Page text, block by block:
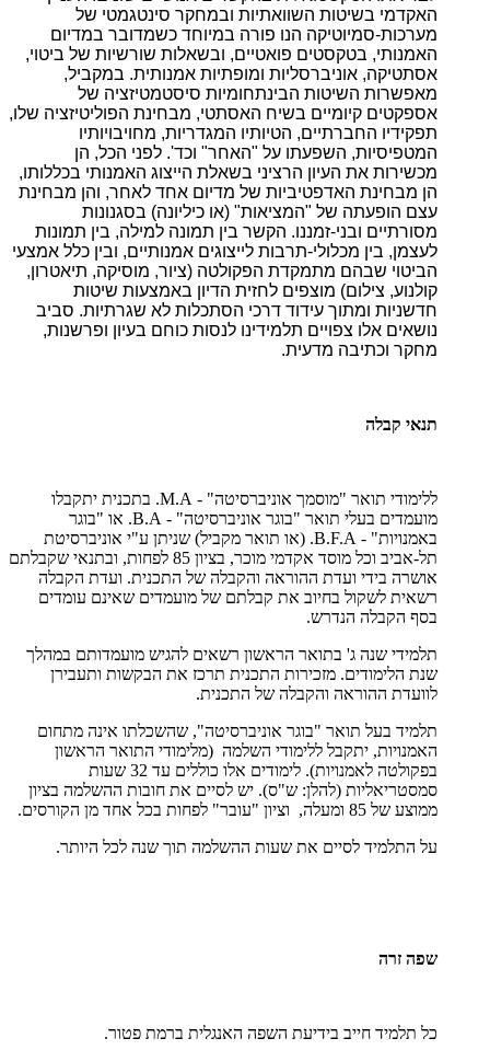
האקדמי בשיטות השוואתיות ובמחקר סינטגמטי של
מערכות-סמיוטיקה הנו פורה במיוחד כשמדובר במדיום
האמנותי, בטקסטים פואטיים, ובשאלות שורשיות של ביטוי,
אסתטיקה, אוניברסליות ומופתיות אמנותית. במקביל,
מאפשרות השיטות הבינתחומיות סיסטמטיזציה של
אספקטים קיומיים בשיח האסתטי, מבחינת הפוליטיזציה שלו,
תפקידיו החברתיים, הטיותיו המגדריות, מחויבויותיו
המטפיסיות, השפעתו על "האחר" וכד'. לפני הכל, הן
מכשירות את העיון הרציני בשאלת הייצוג האמנותי בכללותו,
הן מבחינת האדפטיביות של מדיום אחד לאחר, והן מבחינת
עצם הופעתה של "המציאות" (או כיליונה) בסגנונות
מסורתיים ובני-זמננו. הקשר בין תמונה למילה, בין תמונות
לעצמן, בין מכלולי-תרבות לייצוגים אמנותיים, ובין כלל אמצעי
הביטוי שבהם מתמקדת הפקולטה (ציור, מוסיקה, תיאטרון,
קולנוע, צילום) מוצפים לחזית הדיון באמצעות שיטות
חדשניות ומתוך עידוד דרכי הסתכלות לא שגרתיות. סביב
נושאים אלו צפויים תלמידינו לנסות כוחם בעיון ופרשנות,
מחקר וכתיבה מדעית.
תנאי קבלה
ללימודי תואר "מוסמך אוניברסיטה" - M.A. בתכנית יתקבלו
מועמדים בעלי תואר "בוגר אוניברסיטה" - B.A. או "בוגר
באמנויות" - B.F.A. (או תואר מקביל) שניתן ע"י אוניברסיטת
תל-אביב וכל מוסד אקדמי מוכר, בציון 85 לפחות, ובתנאי שקבלתם
אושרה בידי ועדת ההוראה והקבלה של התכנית. ועדת הקבלה
רשאית לשקול בחיוב את קבלתם של מועמדים שאינם עומדים
בסף הקבלה הנדרש.
תלמידי שנה ג' בתואר הראשון רשאים להגיש מועמדותם במהלך
שנת הלימודים. מזכירות התכנית תרכז את הבקשות ותעבירן
לוועדת ההוראה והקבלה של התכנית.
תלמיד בעל תואר "בוגר אוניברסיטה", שהשכלתו אינה מתחום
האמנויות, יתקבל ללימודי השלמה (מלימודי התואר הראשון
בפקולטה לאמנויות). לימודים אלו כוללים עד 32 שעות
סמסטריאליות (להלן: ש"ס). יש לסיים את חובות ההשלמה בציון
ממוצע של 85 ומעלה, וציון "עובר" לפחות בכל אחד מן הקורסים.
על התלמיד לסיים את שעות ההשלמה תוך שנה לכל היותר.
שפה זרה
כל תלמיד חייב בידיעת השפה האנגלית ברמת פטור.